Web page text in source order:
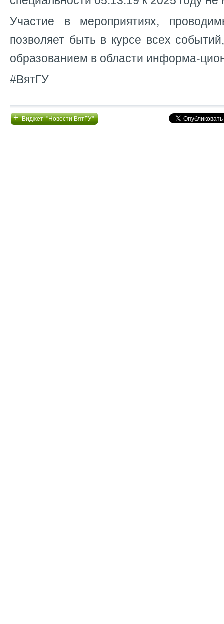
Участие в мероприятиях,
позволяет быть в курсе всех
образованием в области информа-
#ВятГУ
+Виджет "Новости ВятГУ"